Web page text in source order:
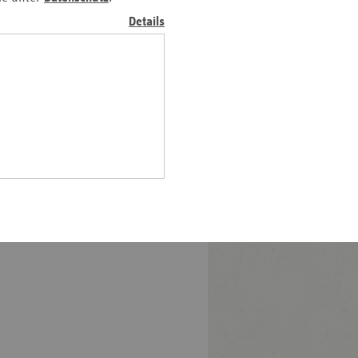
Details
Gesetz, welches allen
zur